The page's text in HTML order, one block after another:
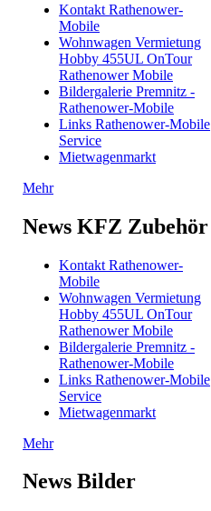
Kontakt Rathenower-
Mobile
Wohnwagen Vermietung
Hobby 455UL OnTour
Rathenower Mobile
Bildergalerie Premnitz -
Rathenower-Mobile
Links Rathenower-Mobile
Service
Mietwagenmarkt
Mehr
News KFZ Zubehör
Kontakt Rathenower-
Mobile
Wohnwagen Vermietung
Hobby 455UL OnTour
Rathenower Mobile
Bildergalerie Premnitz -
Rathenower-Mobile
Links Rathenower-Mobile
Service
Mietwagenmarkt
Mehr
News Bilder